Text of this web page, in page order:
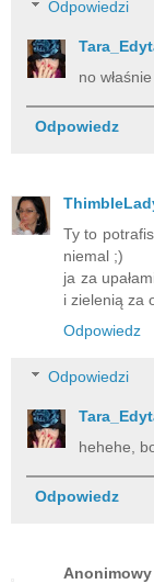
Odpowiedzi
no
Odpowiedz
Ty to
niemal ;)
ja za
i zielenią za
Odpowiedz
Odpowiedzi
hehehe,
Odpowiedz
Anonimowy